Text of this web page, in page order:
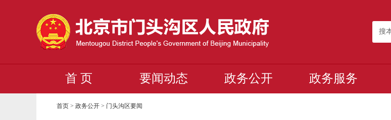
搜
首 页 要闻动态 政务公开 政务服务
首页 >政务公开 > 门头沟区要闻